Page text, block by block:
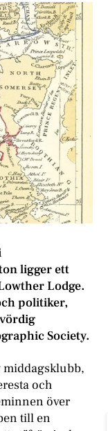
ligger ett
Lodge.
politiker,
Society.
middagsklubb,
och
över
till en